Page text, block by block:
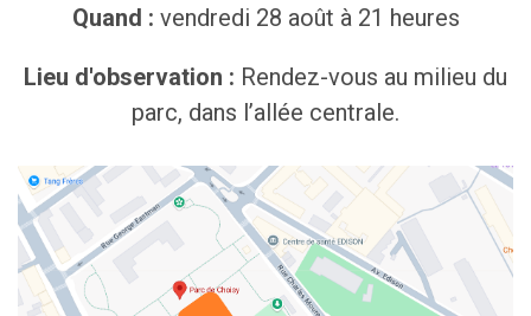
Quand : vendredi 28 août à 21 heures
Lieu d'observation : Rendez-vous au milieu du
parc, dans l’allée centrale.